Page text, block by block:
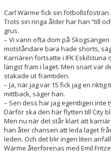
Carl Wärme fick sin fotbollsfostran
Trots sin ringa ålder har han “till
grus.
– Vi vann ofta dom på
motståndare bara hade shorts,
Karriären fortsatte i IFK Eskilstuna
längst fram i laget. Men snart var
stakade ut framtiden.
– Ja, när jag var 15 fick jag en
mittback, säger han.
– Sen dess har jag egentligen inte
Därför ska den här flytten till City
Men nu när det står klart att
han åter chansen att leda laget
leden. Och det blir ingen liten
Wärme återförenas med Emil